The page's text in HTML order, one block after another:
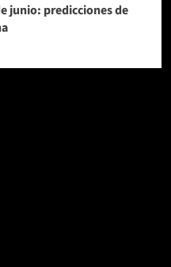
junio: predicciones de